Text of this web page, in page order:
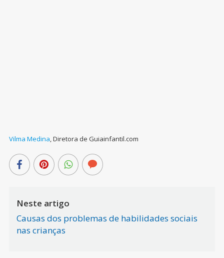
Vilma Medina,Diretora de Guiainfantil.com
Neste artigo
Causas dos problemas de habilidades sociais
nas crianças